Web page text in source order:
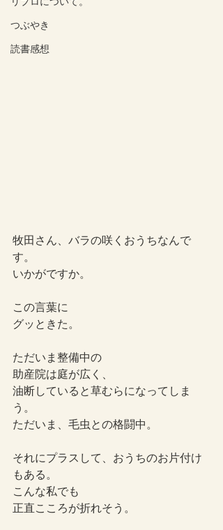
つぶやき
読書感想
牧田さん、バラの咲くおうちなんで
す。
いかがですか。
この言葉に
グッときた。
ただいま整備中の
助産院は庭が広く、
油断していると草むらになってしま
う。
ただいま、毛虫との格闘中。
それにプラスして、おうちのお片付け
もある。
こんな私でも
正直こころが折れそう。